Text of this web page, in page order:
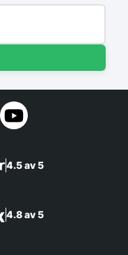
4.5 av 5
4.8 av 5